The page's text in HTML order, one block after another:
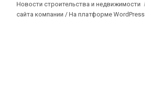
Новости строительства и недвижимости
сайта компании /На платформе WordPress